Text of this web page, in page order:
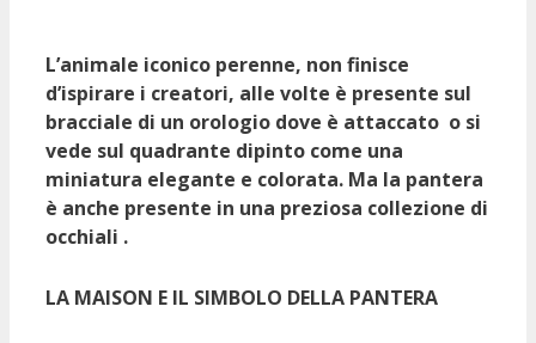
L’animale iconico perenne, non finisce
d’ispirare i creatori, alle volte è presente sul
bracciale di un orologio dove è attaccato o si
vede sul quadrante dipinto come una
miniatura elegante e colorata. Ma la pantera
è anche presente in una preziosa collezione di
occhiali .
LA MAISON E IL SIMBOLO DELLA PANTERA